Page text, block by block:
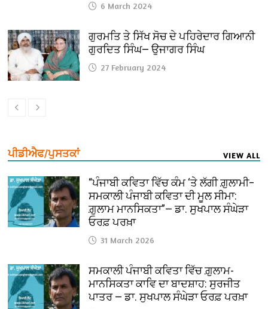
6 March 2024
ਗੁਰਮਤਿ ਤੇ ਸਿੱਖ ਸੋਚ ਦੇ ਪਹਿਰੇਦਾਰ ਗਿਆਨੀ
ਗੁਰਦਿਤ ਸਿੰਘ— ਉਜਾਗਰ ਸਿੰਘ
27 February 2024
ਪੀਡੀਐਫ/ਪੁਸਤਕਾਂ VIEW ALL
“ਪੰਜਾਬੀ ਕਵਿਤਾ ਵਿੱਚ ਕੰਮ ‘ਤੇ ਲੱਗੀ ਗ਼ੁਲਾਮੀ–
ਸਮਕਾਲੀ ਪੰਜਾਬੀ ਕਵਿਤਾ ਦੀ ਮੂਲ ਸੀਮਾ:
ਗ਼ੁਲਾਮ ਮਾਨਸਿਕਤਾ”— ਡਾ. ਸੁਖਪਾਲ ਸੰਘੇੜਾ
ਓਰਫ਼ ਪਰਖ਼ਾ
31 March 2026
ਸਮਕਾਲੀ ਪੰਜਾਬੀ ਕਵਿਤਾ ਵਿੱਚ ਗ਼ੁਲਾਮ-
ਮਾਨਸਿਕਤਾ ਕਾਵਿ ਦਾ ਬਾਦਸ਼ਾਹ: ਸੁਰਜੀਤ
ਪਾਤਰ — ਡਾ. ਸੁਖਪਾਲ ਸੰਘੇੜਾ ਓਰਫ਼ ਪਰਖ਼ਾ